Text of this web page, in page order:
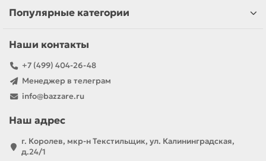
Популярные категории
Наши контакты
+7 (499) 404-26-48
Менеджер в телеграм
info@bazzare.ru
Наш адрес
г. Королев, мкр-н Текстильщик, ул. Калининградская,
д.24/1